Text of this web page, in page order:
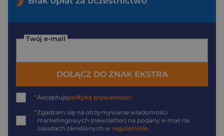
Twój e-mail
DOŁĄCZ DO ZNAK EKSTRA
*Akceptujępolitykę prywatności
*Zgadzam się na otrzymywanie wiadomości
marketingowych (newsletter) na podany e-mail na
zasadach określonych w regulaminie.